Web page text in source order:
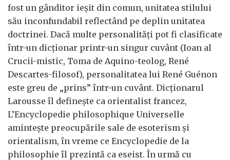
fost un gânditor ieșit din comun, unitatea stilului
său inconfundabil reflectând pe deplin unitatea
doctrinei. Dacă multe personalități pot fi clasificate
într-un dicționar printr-un singur cuvânt (Ioan al
Crucii-mistic, Toma de Aquino-teolog, René
Descartes-filosof), personalitatea lui René Guénon
este greu de „prins” într-un cuvânt. Dicționarul
Larousse îl definește ca orientalist francez,
L’Encyclopedie philosophique Universelle
amintește preocupările sale de esoterism și
orientalism, în vreme ce Encyclopedie de la
philosophie îl prezintă ca eseist. În urmă cu